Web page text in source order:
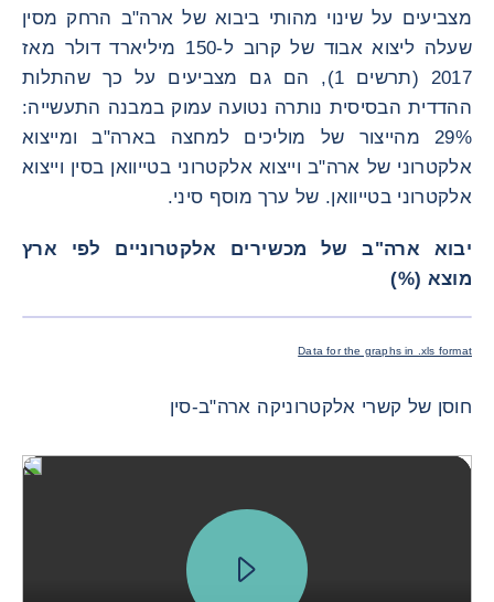
מצביעים על שינוי מהותי ביבוא של ארה"ב הרחק מסין
שעלה ליצוא אבוד של קרוב ל-150 מיליארד דולר מאז
2017 (תרשים 1), הם גם מצביעים על כך שהתלות
ההדדית הבסיסית נותרה נטועה עמוק במבנה התעשייה:
29% מהייצור של מוליכים למחצה בארה"ב ומייצוא
אלקטרוני של ארה"ב וייצוא אלקטרוני בטייוואן בסין וייצוא
אלקטרוני בטייוואן. של ערך מוסף סיני.
יבוא ארה"ב של מכשירים אלקטרוניים לפי ארץ
מוצא (%)
Data for the graphs in .xls format
חוסן של קשרי אלקטרוניקה ארה"ב-סין